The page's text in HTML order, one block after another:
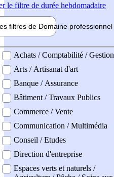
le filtre de durée hebdomadaire
filtres de Domaine professionnel
professionel
Achats / Comptabilité / Gestion
Arts / Artisanat d'art
Banque / Assurance
Bâtiment / Travaux Publics
Commerce / Vente
Communication / Multimédia
Conseil / Etudes
Direction d'entreprise
Espaces verts et naturels /